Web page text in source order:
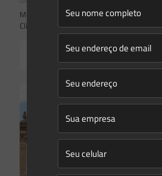
Mudanças climáticas, risco operacional e a
Clima 2026 para as hidrelétricas
Read more